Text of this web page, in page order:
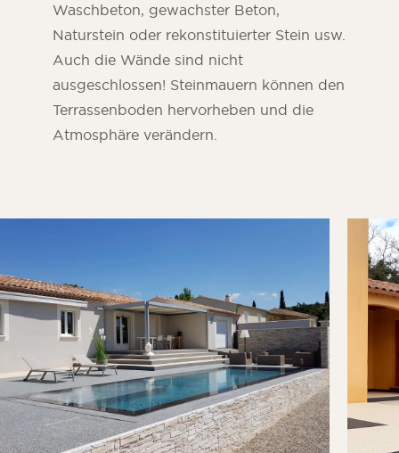
ORSOL-Magazin
Lassen Sie sich von der Ästhetik und den
Texturen von ORSOL inspirieren.
Waschbeton, gewachster Beton,
Naturstein oder rekonstituierter Stein usw.
Auch die Wände sind nicht
ausgeschlossen! Steinmauern können den
Terrassenboden hervorheben und die
Atmosphäre verändern.